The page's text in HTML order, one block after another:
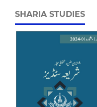
SHARIA STUDIES